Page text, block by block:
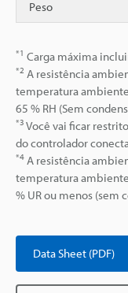
Peso
*1 Carga máxima
*2 A resistência
temperatura
65 % RH (Sem
*3 Você vai ficar
do controlador
*4 A resistência
temperatura
% UR ou menos (sem
Data Sheet (PDF)